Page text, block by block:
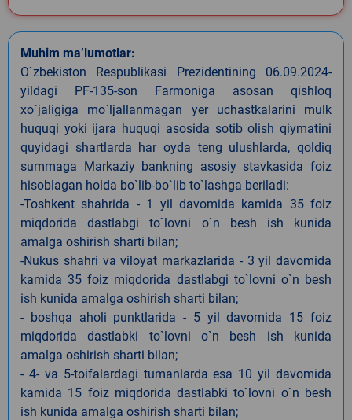
Muhim ma’lumotlar:
O`zbekiston Respublikasi Prezidentining 06.09.2024-
yildagi PF-135-son Farmoniga asosan qishloq
xo`jaligiga mo`ljallanmagan yer uchastkalarini mulk
huquqi yoki ijara huquqi asosida sotib olish qiymatini
quyidagi shartlarda har oyda teng ulushlarda, qoldiq
summaga Markaziy bankning asosiy stavkasida foiz
hisoblagan holda bo`lib-bo`lib to`lashga beriladi:
-Toshkent shahrida - 1 yil davomida kamida 35 foiz
miqdorida dastlabgi to`lovni o`n besh ish kunida
amalga oshirish sharti bilan;
-Nukus shahri va viloyat markazlarida - 3 yil davomida
kamida 35 foiz miqdorida dastlabgi to`lovni o`n besh
ish kunida amalga oshirish sharti bilan;
- boshqa aholi punktlarida - 5 yil davomida 15 foiz
miqdorida dastlabki to`lovni o`n besh ish kunida
amalga oshirish sharti bilan;
- 4- va 5-toifalardagi tumanlarda esa 10 yil davomida
kamida 15 foiz miqdorida dastlabki to`lovni o`n besh
ish kunida amalga oshirish sharti bilan;